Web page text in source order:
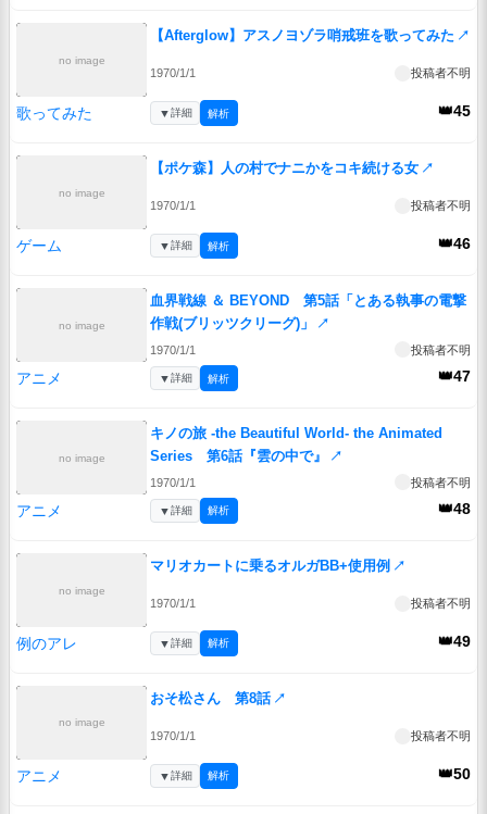
no image
【Afterglow】アスノヨゾラ哨戒班を歌ってみた ↗
1970/1/1 投稿者不明
歌ってみた 👑45
▼詳細 解析
no image
【ポケ森】人の村でナニかをコキ続ける女 ↗
1970/1/1 投稿者不明
ゲーム 👑46
▼詳細 解析
no image
血界戦線 ＆ BEYOND 第5話「とある執事の電撃
作戦(ブリッツクリーグ)」
↗
1970/1/1 投稿者不明
アニメ 👑47
▼詳細 解析
no image
キノの旅 -the Beautiful World- the Animated
Series 第6話『雲の中で』
↗
1970/1/1 投稿者不明
アニメ 👑48
▼詳細 解析
no image
マリオカートに乗るオルガBB+使用例 ↗
1970/1/1 投稿者不明
例のアレ 👑49
▼詳細 解析
no image
おそ松さん 第8話 ↗
1970/1/1 投稿者不明
アニメ 👑50
▼詳細 解析